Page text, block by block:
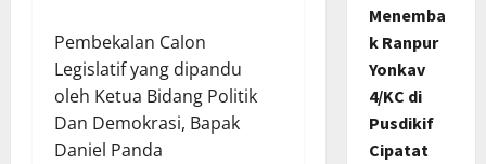
Pembekalan Calon
Legislatif yang dipandu
oleh Ketua Bidang Politik
Dan Demokrasi, Bapak
Daniel Panda
Menemba
k Ranpur
Yonkav
4/KC di
Pusdikif
Cipatat